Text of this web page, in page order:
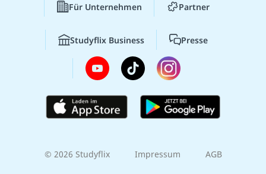
Für Unternehmen Partner
Studyflix Business Presse
© 2026 Studyflix Impressum AGB